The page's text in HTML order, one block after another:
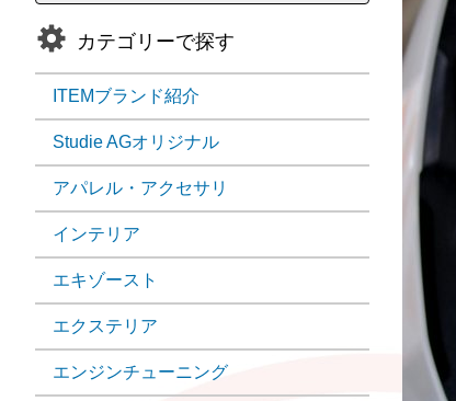
カテゴリーで探す
ITEMブランド紹介
Studie AGオリジナル
アパレル・アクセサリ
インテリア
エキゾースト
エクステリア
エンジンチューニング